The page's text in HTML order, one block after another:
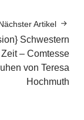
Artikel
Schwestern
– Comtesse
von Teresa
Hochmuth